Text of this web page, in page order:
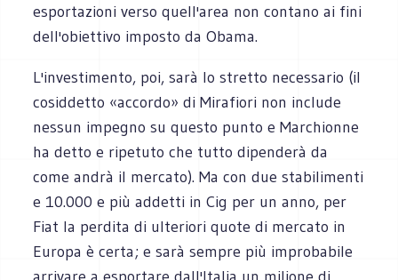
esportazioni verso quell'area non contano ai fini
dell'obiettivo imposto da Obama.
L'investimento, poi, sarà lo stretto necessario (il
cosiddetto «accordo» di Mirafiori non include
nessun impegno su questo punto e Marchionne
ha detto e ripetuto che tutto dipenderà da
come andrà il mercato). Ma con due stabilimenti
e 10.000 e più addetti in Cig per un anno, per
Fiat la perdita di ulteriori quote di mercato in
Europa è certa; e sarà sempre più improbabile